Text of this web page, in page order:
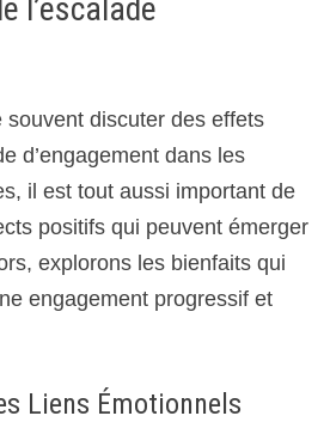
l’escalade
souvent discuter des effets
d’engagement dans les
il est tout aussi important de
positifs qui peuvent émerger
explorons les bienfaits qui
engagement progressif et
Liens Émotionnels